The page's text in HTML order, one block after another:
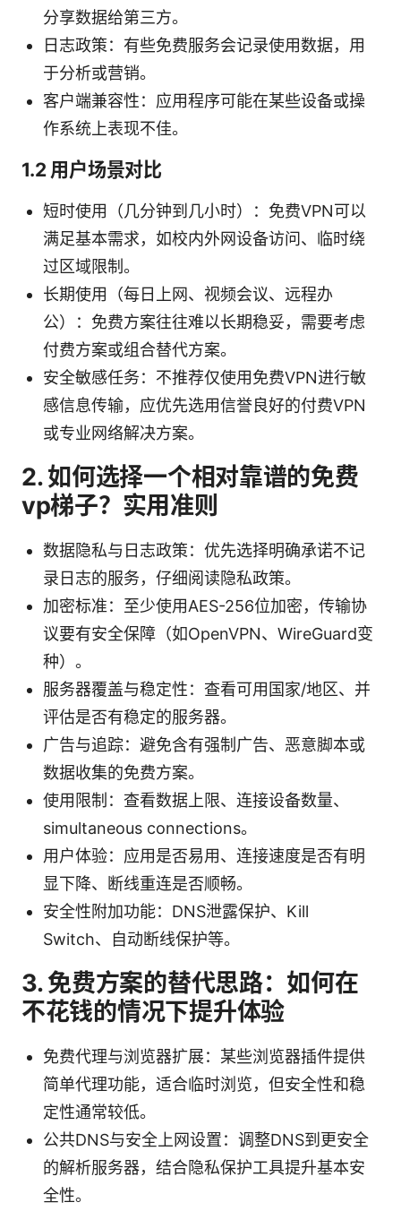
分享数据给第三方。
日志政策：有些免费服务会记录使用数据，用
于分析或营销。
客户端兼容性：应用程序可能在某些设备或操
作系统上表现不佳。
1.2 用户场景对比
短时使用（几分钟到几小时）：免费VPN可以
满足基本需求，如校内外网设备访问、临时绕
过区域限制。
长期使用（每日上网、视频会议、远程办
公）：免费方案往往难以长期稳妥，需要考虑
付费方案或组合替代方案。
安全敏感任务：不推荐仅使用免费VPN进行敏
感信息传输，应优先选用信誉良好的付费VPN
或专业网络解决方案。
2. 如何选择一个相对靠谱的免费
vp梯子？实用准则
数据隐私与日志政策：优先选择明确承诺不记
录日志的服务，仔细阅读隐私政策。
加密标准：至少使用AES-256位加密，传输协
议要有安全保障（如OpenVPN、WireGuard变
种）。
服务器覆盖与稳定性：查看可用国家/地区、并
评估是否有稳定的服务器。
广告与追踪：避免含有强制广告、恶意脚本或
数据收集的免费方案。
使用限制：查看数据上限、连接设备数量、
simultaneous connections。
用户体验：应用是否易用、连接速度是否有明
显下降、断线重连是否顺畅。
安全性附加功能：DNS泄露保护、Kill
Switch、自动断线保护等。
3. 免费方案的替代思路：如何在
不花钱的情况下提升体验
免费代理与浏览器扩展：某些浏览器插件提供
简单代理功能，适合临时浏览，但安全性和稳
定性通常较低。
公共DNS与安全上网设置：调整DNS到更安全
的解析服务器，结合隐私保护工具提升基本安
全性。